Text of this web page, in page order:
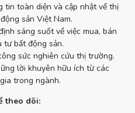
tin toàn diện và cập nhật về thị
sản Việt Nam.
sáng suốt về việc mua, bán
tư bất động sản.
sức nghiên cứu thị trường.
lời khuyên hữu ích từ các
trong ngành.
theo dõi: